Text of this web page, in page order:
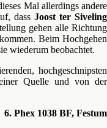
Mal allerdings andere
dass Joost ter Siveling
gehen alle Richtung
Beim Hochgehen
wiederum beobachtet.
hochgeschnipsten
Quelle und von der
6. Phex 1038 BF, Festum